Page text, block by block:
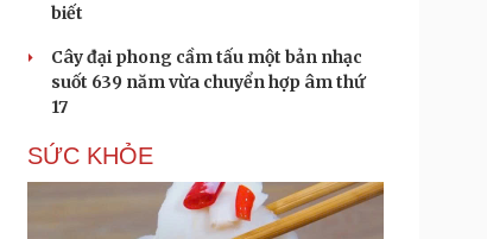
biết
Cây đại phong cầm tấu một bản nhạc
suốt 639 năm vừa chuyển hợp âm thứ
17
SỨC KHỎE